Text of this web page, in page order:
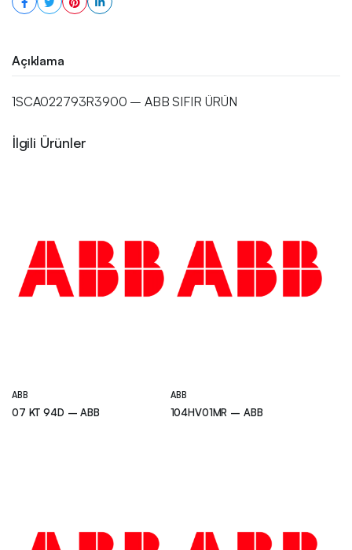
Açıklama
1SCA022793R3900 – ABB SIFIR ÜRÜN
İlgili Ürünler
ABB
07 KT 94D – ABB
ABB
104HV01MR – ABB